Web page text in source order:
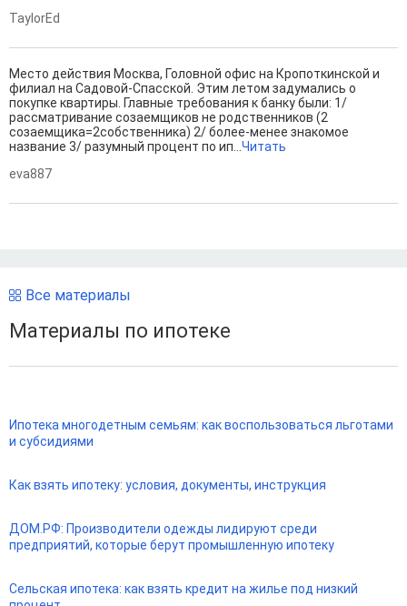
TaylorEd
Место действия Москва, Головной офис на Кропоткинской и
филиал на Садовой-Спасской. Этим летом задумались о
покупке квартиры. Главные требования к банку были: 1/
рассматривание созаемщиков не родственников (2
созаемщика=2собственника) 2/ более-менее знакомое
название 3/ разумный процент по ип...Читать
eva887
Все материалы
Материалы по ипотеке
Ипотека многодетным семьям: как воспользоваться льготами
и субсидиями
Как взять ипотеку: условия, документы, инструкция
ДОМ.РФ: Производители одежды лидируют среди
предприятий, которые берут промышленную ипотеку
Сельская ипотека: как взять кредит на жилье под низкий